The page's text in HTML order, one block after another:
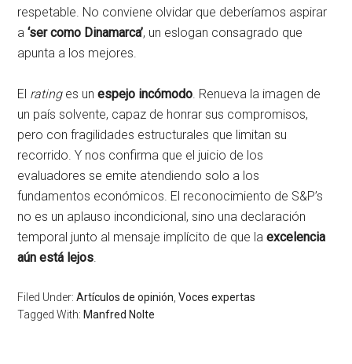
respetable. No conviene olvidar que deberíamos aspirar
a‘ser como Dinamarca’, un eslogan consagrado que
apunta a los mejores.
El ratinges unespejo incómodo . Renueva la imagen de
un país solvente, capaz de honrar sus compromisos,
pero con fragilidades estructurales que limitan su
recorrido. Y nos confirma que el juicio de los
evaluadores se emite atendiendo solo a los
fundamentos económicos. El reconocimiento de S&P’s
no es un aplauso incondicional, sino una declaración
temporal junto al mensaje implícito de que laexcelencia
aún está lejos
Filed Under:Artículos de opinión ,Voces expertas
Tagged With: Manfred Nolte